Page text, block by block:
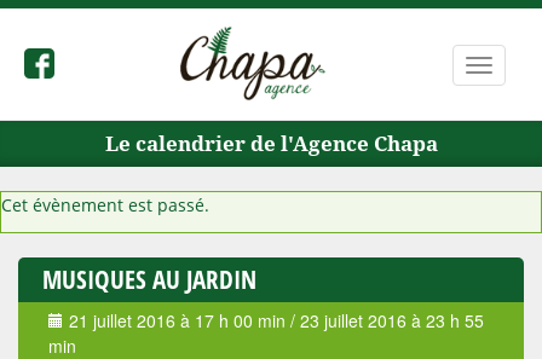
la
Le calendrier de l'Agence Chapa
Cet évènement est passé.
MUSIQUES AU JARDIN
21 juillet 2016 à 17 h 00 min / 23 juillet 2016 à 23 h 55
min